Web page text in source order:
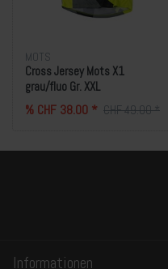
MOTS
Cross Jersey Mots X1
grau/fluo Gr. XXL
% CHF 38.00 * CHF 49.00 *
Informationen